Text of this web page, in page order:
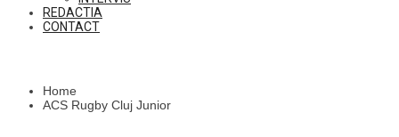
REDACTIA
CONTACT
Home
ACS Rugby Cluj Junior